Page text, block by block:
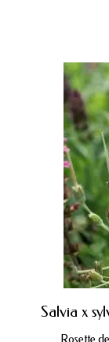
Salvia x
Rosette